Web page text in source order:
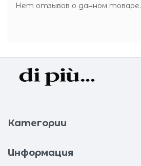
Нет отзывов о данном товаре.
Категории
Информация